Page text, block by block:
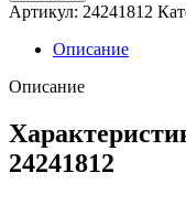
Артикул: 24241812
Описание
Описание
24241812